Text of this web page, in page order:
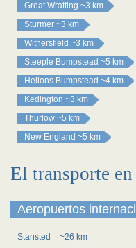
Great Wratting ~3 km
Sturmer ~3 km
Withersfield ~3 km
Steeple Bumpstead ~5 km
Helions Bumpstead ~4 km
Kedington ~3 km
Thurlow ~5 km
New England ~5 km
El transporte
Aeropuertos
Stansted
~26 km